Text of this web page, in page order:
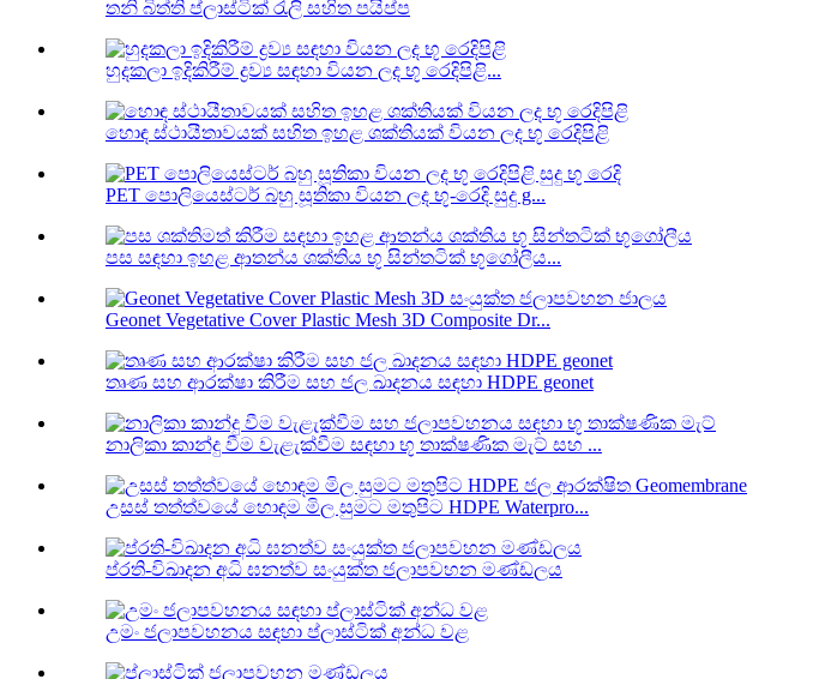
තනි බිත්ති ප්ලාස්ටික් රැලි සහිත පයිප්ප
හුදකලා ඉදිකිරීම් ද්‍රව්‍ය සඳහා වියන ලද භූ රෙදිපිළි...
හොඳ ස්ථායීතාවයක් සහිත ඉහළ ශක්තියක් වියන ලද භූ රෙදිපිළි
PET පොලියෙස්ටර් බහු සූතිකා වියන ලද භූ-රෙදි සුදු g...
පස සඳහා ඉහළ ආතන්ය ශක්තිය භූ සින්තටික් භූගෝලීය...
Geonet Vegetative Cover Plastic Mesh 3D Composite Dr...
තෘණ සහ ආරක්ෂා කිරීම සහ ජල ඛාදනය සඳහා HDPE geonet
නාලිකා කාන්දු වීම වැළැක්වීම සඳහා භූ තාක්ෂණික මැට් සහ ...
උසස් තත්ත්වයේ හොඳම මිල සුමට මතුපිට HDPE Waterpro...
ප්රති-විඛාදන අධි ඝනත්ව සංයුක්ත ජලාපවහන මණ්ඩලය
උමං ජලාපවහනය සඳහා ප්ලාස්ටික් අන්ධ වළ